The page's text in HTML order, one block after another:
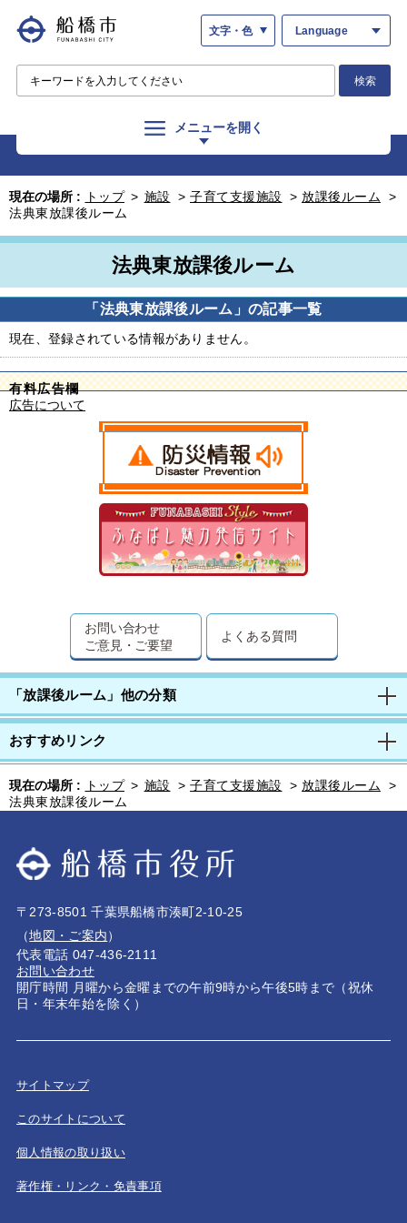
文字・色 Language
検索
メニューを開く
現在の場所 : トップ > 施設 > 子育て支援施設 > 放課後ルーム
>
法典東放課後ルーム
法典東放課後ルーム
「法典東放課後ルーム」の記事一覧
現在、登録されている情報がありません。
有料広告欄
広告について
お問い合わせ
ご意見・ご要望
よくある質問
「放課後ルーム」他の分類
おすすめリンク
現在の場所 : トップ > 施設 > 子育て支援施設 > 放課後ルーム
>
法典東放課後ルーム
〒273-8501 千葉県船橋市湊町2-10-25
（地図・ご案内）
代表電話 047-436-2111
お問い合わせ
開庁時間 月曜から金曜までの午前9時から午後5時まで（祝休
日・年末年始を除く）
サイトマップ
このサイトについて
個人情報の取り扱い
著作権・リンク・免責事項